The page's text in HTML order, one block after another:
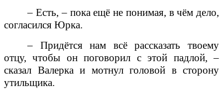
– Есть, – пока ещё не понимая, в чём дело,
согласился Юрка.
– Придётся нам всё рассказать твоему
отцу, чтобы он поговорил с этой падлой, –
сказал Валерка и мотнул головой в сторону
утильщика.